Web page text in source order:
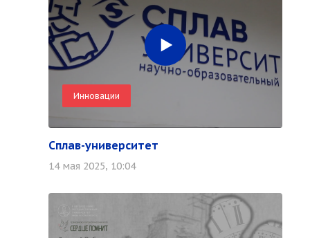
Инновации
Сплав-университет
14 мая 2025, 10:04